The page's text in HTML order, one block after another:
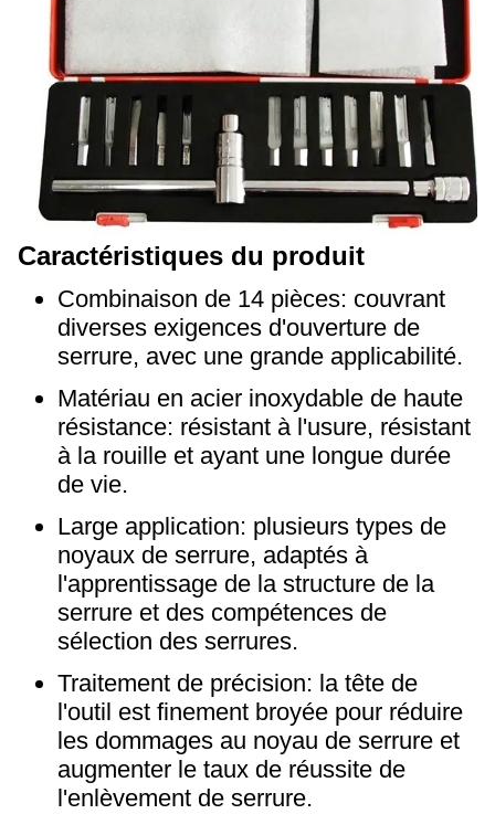
Caractéristiques du produit
Combinaison de 14 pièces: couvrant
diverses exigences d'ouverture de
serrure, avec une grande applicabilité.
Matériau en acier inoxydable de haute
résistance: résistant à l'usure, résistant
à la rouille et ayant une longue durée
de vie.
Large application: plusieurs types de
noyaux de serrure, adaptés à
l'apprentissage de la structure de la
serrure et des compétences de
sélection des serrures.
Traitement de précision: la tête de
l'outil est finement broyée pour réduire
les dommages au noyau de serrure et
augmenter le taux de réussite de
l'enlèvement de serrure.